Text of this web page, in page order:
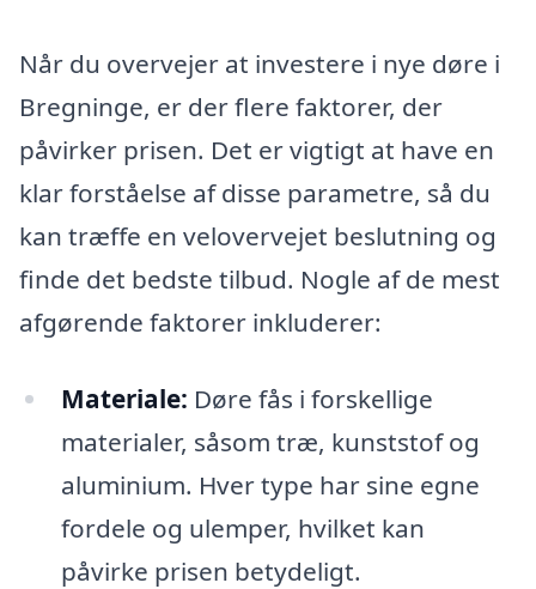
Når du overvejer at investere i nye døre i
Bregninge, er der flere faktorer, der
påvirker prisen. Det er vigtigt at have en
klar forståelse af disse parametre, så du
kan træffe en velovervejet beslutning og
finde det bedste tilbud. Nogle af de mest
afgørende faktorer inkluderer:
Materiale: Døre fås i forskellige
materialer, såsom træ, kunststof og
aluminium. Hver type har sine egne
fordele og ulemper, hvilket kan
påvirke prisen betydeligt.